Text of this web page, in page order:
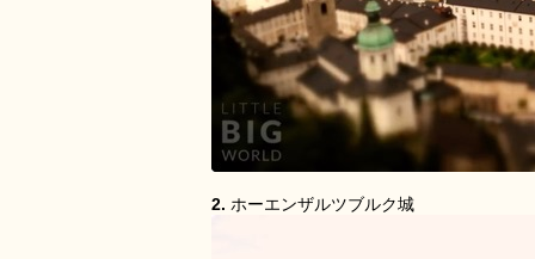
2. ホーエンザルツブルク城